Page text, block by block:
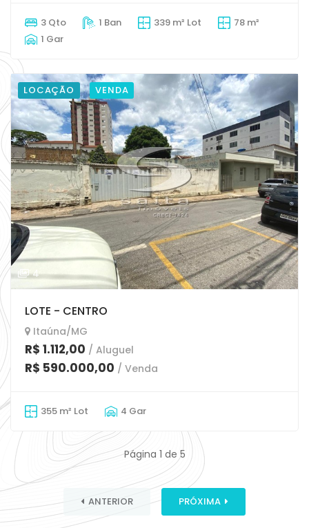
3 Qto 1 Ban 339 m² Lot
78 m²
1 Gar
LOCAÇÃO VENDA
4
LOTE - CENTRO
Itaúna/MG
R$ 1.112,00 / Aluguel
R$ 590.000,00 / Venda
355 m² Lot 4 Gar
Página 1 de 5
ANTERIOR PRÓXIMA